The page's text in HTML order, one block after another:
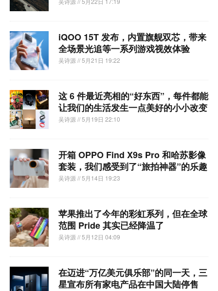
iQOO 15T 发布，内置旗舰双芯，带来
全场景光追等一系列游戏视效体验
吴诗源 // 5月21日 19:22
这 6 件最近亮相的“好东西”，每件都能
让我们的生活发生一点美好的小小改变
吴诗源 // 5月19日 22:10
开箱 OPPO Find X9s Pro 和哈苏影像
套装，我们感受到了“旅拍神器”的乐趣
吴诗源 // 5月14日 19:23
苹果推出了今年的彩虹系列，但在全球
范围 Pride 其实已经降温了
吴诗源 // 5月12日 04:09
在迈进“万亿美元俱乐部”的同一天，三
星宣布所有家电产品在中国大陆停售